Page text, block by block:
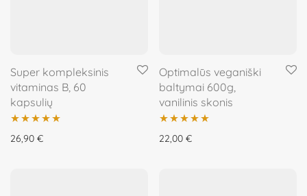
Super kompleksinis
vitaminas B, 60
kapsulių
Įvertinimas:
26,90 €
Optimalūs veganiški
baltymai 600g,
vanilinis skonis
Įvertinimas:
22,00 €